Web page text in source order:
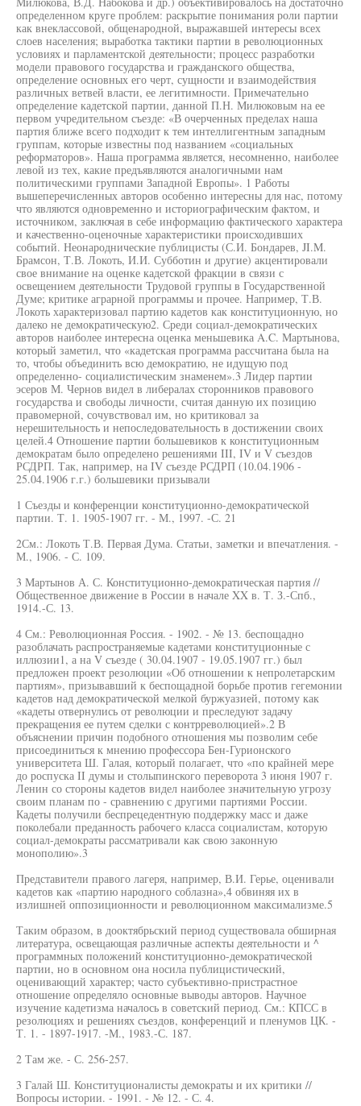
определенном круге проблем: раскрытие понимания роли партии
как внеклассовой, общенародной, выражавшей интересы всех
слоев населения; выработка тактики партии в революционных
условиях и парламентской деятельности; процесс разработки
модели правового государства и гражданского общества,
определение основных его черт, сущности и взаимодействия
различных ветвей власти, ее легитимности. Примечательно
определение кадетской партии, данной П.Н. Милюковым на ее
первом учредительном съезде: «В очерченных пределах наша
партия ближе всего подходит к тем интеллигентным западным
группам, которые известны под названием «социальных
реформаторов». Наша программа является, несомненно, наиболее
левой из тех, какие предъявляются аналогичными нам
политическими группами Западной Европы». 1 Работы
вышеперечисленных авторов особенно интересны для нас, потому
что являются одновременно и историографическим фактом, и
источником, заключая в себе информацию фактического характера
и качественно-оценочные характеристики происходивших
событий. Неонароднические публицисты (С.И. Бондарев, JI.M.
Брамсон, Т.В. Локоть, И.И. Субботин и другие) акцентировали
свое внимание на оценке кадетской фракции в связи с
освещением деятельности Трудовой группы в Государственной
Думе; критике аграрной программы и прочее. Например, Т.В.
Локоть характеризовал партию кадетов как конституционную, но
далеко не демократическую2. Среди социал-демократических
авторов наиболее интересна оценка меньшевика A.C. Мартынова,
который заметил, что «кадетская программа рассчитана была на
то, чтобы объединить всю демократию, не идущую под
определенно- социалистическим знаменем».3 Лидер партии
эсеров М. Чернов видел в либералах сторонников правового
государства и свободы личности, считая данную их позицию
правомерной, сочувствовал им, но критиковал за
нерешительность и непоследовательность в достижении своих
целей.4 Отношение партии большевиков к конституционным
демократам было определено решениями III, IV и V съездов
РСДРП. Так, например, на IV съезде РСДРП (10.04.1906 -
25.04.1906 г.г.) большевики призывали
1 Съезды и конференции конституционно-демократической
партии. Т. 1. 1905-1907 гг. - М., 1997. -С. 21
2См.: Локоть Т.В. Первая Дума. Статьи, заметки и впечатления. -
М., 1906. - С. 109.
3 Мартынов А. С. Конституционно-демократическая партия //
Общественное движение в России в начале XX в. Т. З.-Спб.,
1914.-С. 13.
4 См.: Революционная Россия. - 1902. - № 13. беспощадно
разоблачать распространяемые кадетами конституционные с
иллюзии1, а на V съезде ( 30.04.1907 - 19.05.1907 гг.) был
предложен проект резолюции «Об отношении к непролетарским
партиям», призывавший к беспощадной борьбе против гегемонии
кадетов над демократической мелкой буржуазией, потому как
«кадеты отвернулись от революции и преследуют задачу
прекращения ее путем сделки с контрреволюцией».2 В
объяснении причин подобного отношения мы позволим себе
присоединиться к мнению профессора Бен-Гурионского
университета Ш. Галая, который полагает, что «по крайней мере
до роспуска II думы и столыпинского переворота 3 июня 1907 г.
Ленин со стороны кадетов видел наиболее значительную угрозу
своим планам по - сравнению с другими партиями России.
Кадеты получили беспрецедентную поддержку масс и даже
поколебали преданность рабочего класса социалистам, которую
социал-демократы рассматривали как свою законную
монополию».3
Представители правого лагеря, например, В.И. Герье, оценивали
кадетов как «партию народного соблазна»,4 обвиняя их в
излишней оппозиционности и революционном максимализме.5
Таким образом, в дооктябрьский период существовала обширная
литература, освещающая различные аспекты деятельности и ^
программных положений конституционно-демократической
партии, но в основном она носила публицистический,
оценивающий характер; часто субъективно-пристрастное
отношение определяло основные выводы авторов. Научное
изучение кадетизма началось в советский период. См.: КПСС в
резолюциях и решениях съездов, конференций и пленумов ЦК. -
Т. 1. - 1897-1917. -М., 1983.-С. 187.
2 Там же. - С. 256-257.
3 Галай Ш. Конституционалисты демократы и их критики //
Вопросы истории. - 1991. - № 12. - С. 4.